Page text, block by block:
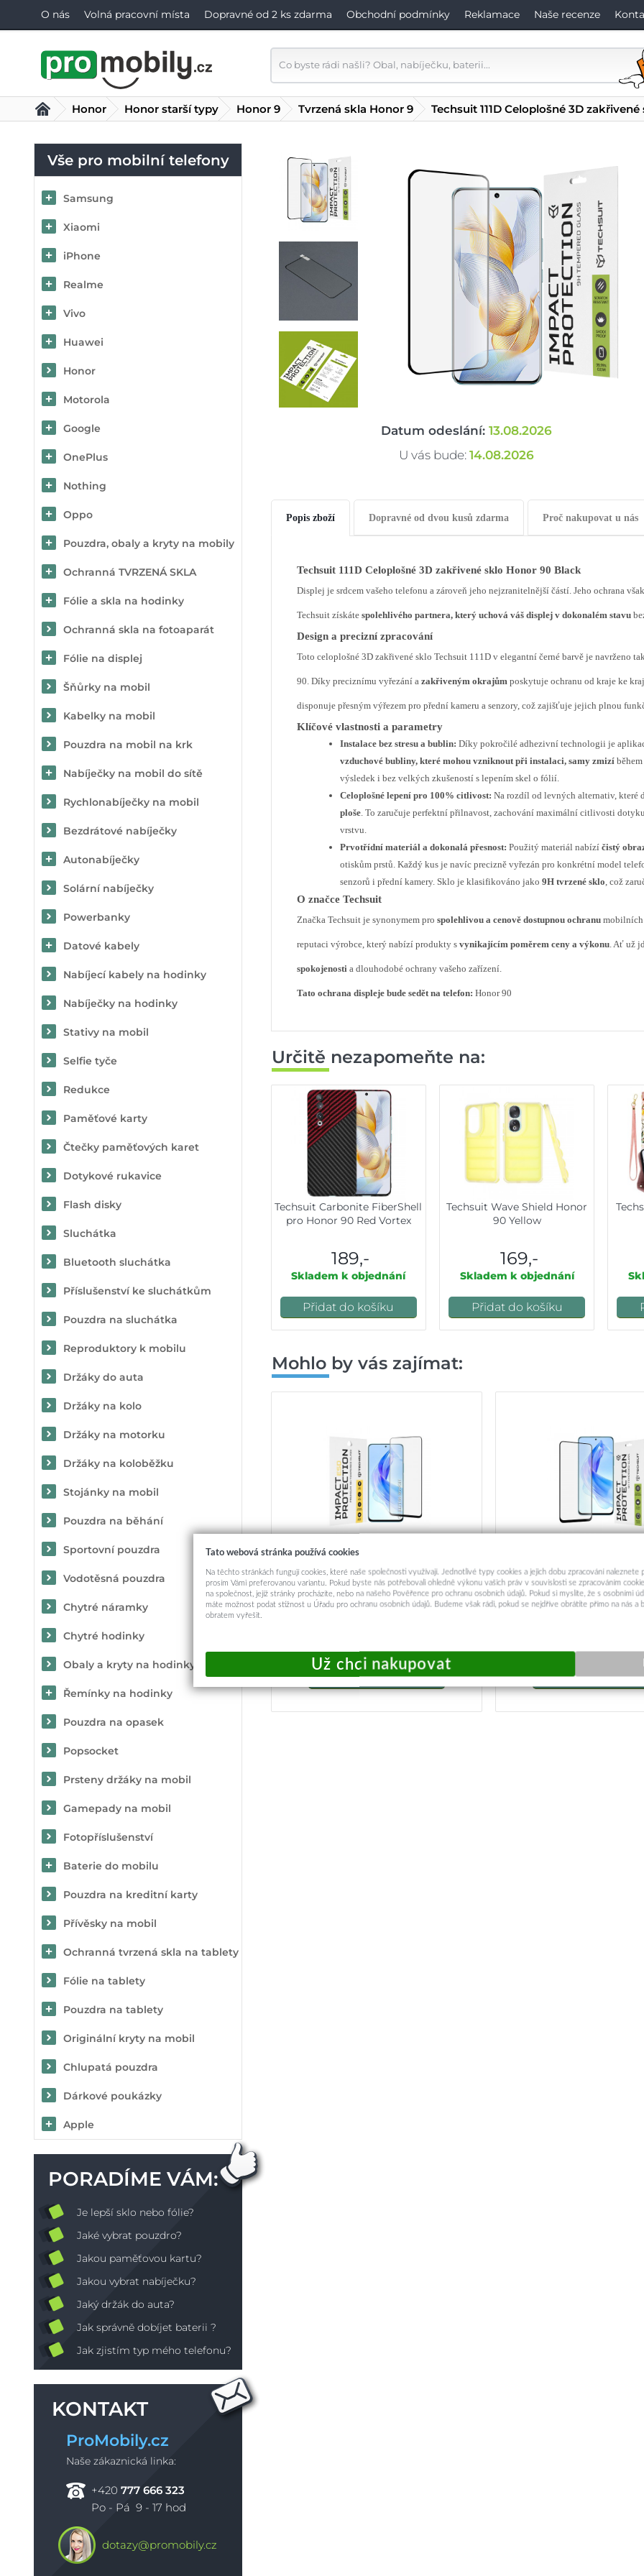
O nás Volná pracovní místa Dopravné od 2 ks zdarma Obchodní podmínky Reklamace Naše recenze
Vše pro mobilní telefony
Samsung
Xiaomi
iPhone
Realme
Vivo
Huawei
Honor
Motorola
Google
OnePlus
Nothing
Oppo
Pouzdra, obaly a kryty na mobily
Ochranná TVRZENÁ SKLA
Fólie a skla na hodinky
Ochranná skla na fotoaparát
Fólie na displej
Šňůrky na mobil
Kabelky na mobil
Pouzdra na mobil na krk
Nabíječky na mobil do sítě
Rychlonabíječky na mobil
Bezdrátové nabíječky
Autonabíječky
Solární nabíječky
Powerbanky
Datové kabely
Nabíjecí kabely na hodinky
Nabíječky na hodinky
Stativy na mobil
Selfie tyče
Redukce
Paměťové karty
Čtečky paměťových karet
Dotykové rukavice
Flash disky
Sluchátka
Bluetooth sluchátka
Příslušenství ke sluchátkům
Pouzdra na sluchátka
Reproduktory k mobilu
Držáky do auta
Držáky na kolo
Držáky na motorku
Držáky na koloběžku
Stojánky na mobil
Pouzdra na běhání
Sportovní pouzdra
Vodotěsná pouzdra
Chytré náramky
Chytré hodinky
Obaly a kryty na hodinky
Řemínky na hodinky
Pouzdra na opasek
Popsocket
Prsteny držáky na mobil
Gamepady na mobil
Fotopříslušenství
Baterie do mobilu
Pouzdra na kreditní karty
Přívěsky na mobil
Ochranná tvrzená skla na tablety
Fólie na tablety
Pouzdra na tablety
Originální kryty na mobil
Chlupatá pouzdra
Dárkové poukázky
Apple
PORADÍME VÁM:
Je lepší sklo nebo fólie?
Jaké vybrat pouzdro?
Jakou paměťovou kartu?
Jakou vybrat nabíječku?
Jaký držák do auta?
Jak správně dobíjet baterii ?
Jak zjistím typ mého telefonu?
KONTAKT
ProMobily.cz
Naše zákaznická linka:
+420 777 666 323
Po - Pá 9 - 17 hod
dotazy@promobily.cz
Honor Honor starší typy Honor 9 Tvrzená skla Honor 9 Techsuit 111D Celoplošné 3D
Datum odeslání: 13.08.2026
U vás bude: 14.08.2026
Popis zboží Dopravné od dvou kusů zdarma Proč nakupovat u nás
Techsuit 111D Celoplošné 3D zakřivené sklo Honor 90 Black
Displej je srdcem vašeho telefonu a zároveň jeho nejzranitelnější částí. Jeho ochrana
Techsuit získáte spolehlivého partnera, který uchová váš displej v dokonalém stavu
Design a precizní zpracování
Toto celoplošné 3D zakřivené sklo Techsuit 111D v elegantní černé barvě je navrženo
90. Díky preciznímu vyřezání a zakřiveným okrajům poskytuje ochranu od kraje ke
disponuje přesným výřezem pro přední kameru a senzory, což zajišťuje jejich plnou
Klíčové vlastnosti a parametry
Instalace bez stresu a bublin: Díky pokročilé adhezivní technologii je
vzduchové bubliny, které mohou vzniknout při instalaci, samy zmizí
výsledek i bez velkých zkušeností s lepením skel o fólií.
Celoplošné lepení pro 100% citlivost: Na rozdíl od levných alternativ, které
ploše. To zaručuje perfektní přilnavost, zachování maximální citlivosti
vrstvu.
Prvotřídní materiál a dokonalá přesnost: Použitý materiál nabízí čistý
otiskům prstů. Každý kus je navíc precizně vyřezán pro konkrétní model
senzorů i přední kamery. Sklo je klasifikováno jako 9H tvrzené sklo, což
O značce Techsuit
Značka Techsuit je synonymem pro spolehlivou a cenově dostupnou ochranu mobilních
reputaci výrobce, který nabízí produkty s vynikajícím poměrem ceny a výkonu. Ať už
spokojenosti a dlouhodobé ochrany vašeho zařízení.
Tato ochrana displeje bude sedět na telefon: Honor 90
Určitě nezapomeňte na:
Techsuit Carbonite FiberShell
pro Honor 90 Red Vortex
189,-
Skladem k objednání
Přidat do košíku
Techsuit Wave Shield Honor
90 Yellow
169,-
Skladem k objednání
Přidat do košíku
Mohlo by vás zajímat:
Ochranné sklo Techsuit ESD pro Honor
90 Lite černé
Přidat do košíku
Techsuit 111D Celoplošné
Honor 90 Lite
Přidat do
Tato webová stránka používá cookies
Na těchto stránkách fungují cookies, které naše společnosti využívají. Jednotlivé typy cookies a jejich dobu zpracování naleznete
prosím Vámi preferovanou variantu. Pokud byste nás potřebovali ohledně výkonu vašich práv v souvislosti se zpracováním
na společnost, jejíž stránky procházíte, nebo na našeho Pověřence pro ochranu osobních údajů. Pokud si myslíte, že s osobními
máte možnost podat stížnost u Úřadu pro ochranu osobních údajů. Budeme však rádi, pokud se nejdříve obrátíte přímo na nás a
obratem vyřešit.